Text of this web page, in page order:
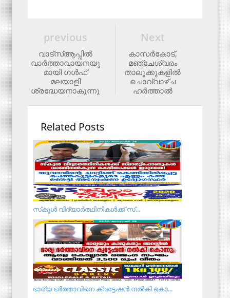
Next
കാസര്‍കോട്,
മഞ്ചേശ്വരം
താലൂക്കുകളില്‍
ചൊവ്വാഴ്ച
ഹര്‍ത്താല്‍
previous
വാട്‌സ്ആപ്പില്‍
വാര്‍ത്താവായനയു
മായി ഗള്‍ഫ്
മലയാളി
ശ്രദ്ധേയനാകുന്നു
Related Posts
സ്‌കൂള്‍ വിദ്യാര്‍ത്ഥിനികള്‍ക്ക് സ്...
ഭാര്യ ഭർത്താവിനെ ക്വട്ടേഷൻ നൽകി കൊ...